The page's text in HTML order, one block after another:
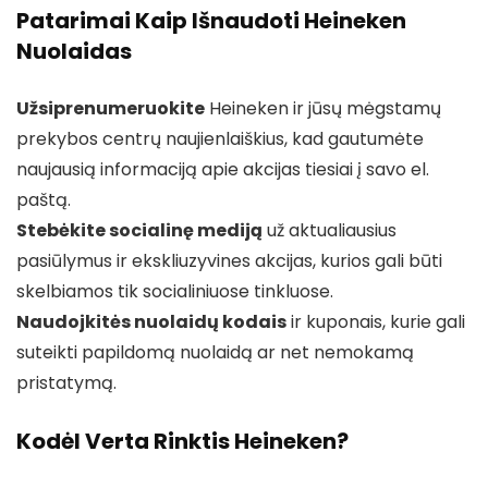
Patarimai Kaip Išnaudoti Heineken
Nuolaidas
Užsiprenumeruokite Heineken ir jūsų mėgstamų
prekybos centrų naujienlaiškius, kad gautumėte
naujausią informaciją apie akcijas tiesiai į savo el.
paštą.
Stebėkite socialinę mediją už aktualiausius
pasiūlymus ir ekskliuzyvines akcijas, kurios gali būti
skelbiamos tik socialiniuose tinkluose.
Naudojkitės nuolaidų kodaisir kuponais, kurie gali
suteikti papildomą nuolaidą ar net nemokamą
pristatymą.
Kodėl Verta Rinktis Heineken?